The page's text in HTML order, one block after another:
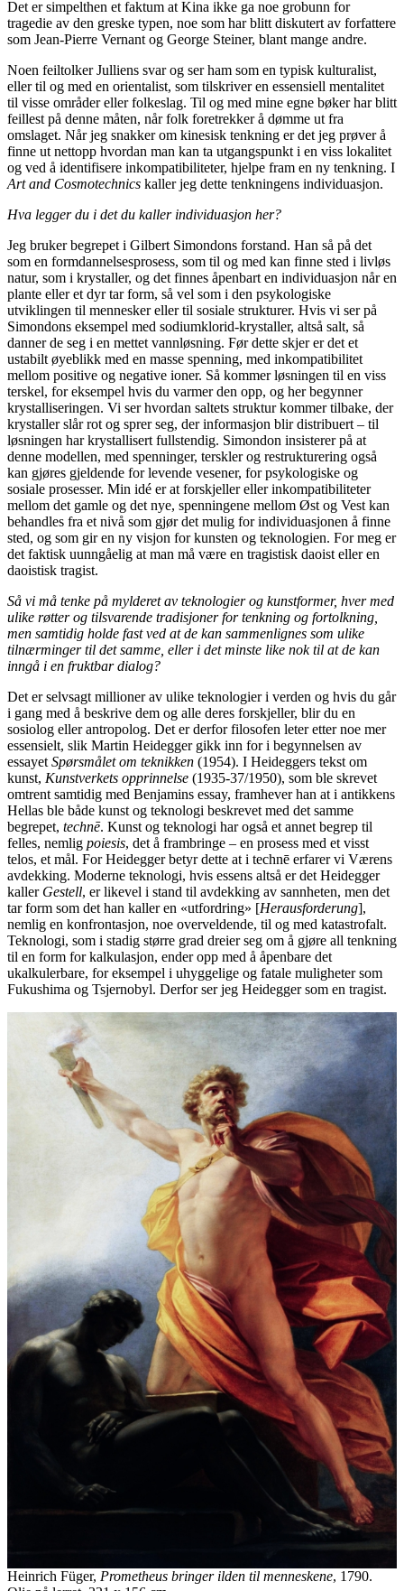
Det er simpelthen et faktum at Kina ikke ga noe grobunn for
tragedie av den greske typen, noe som har blitt diskutert av forfattere
som Jean-Pierre Vernant og George Steiner, blant mange andre.
Noen feiltolker Julliens svar og ser ham som en typisk kulturalist,
eller til og med en orientalist, som tilskriver en essensiell mentalitet
til visse områder eller folkeslag. Til og med mine egne bøker har blitt
feillest på denne måten, når folk foretrekker å dømme ut fra
omslaget. Når jeg snakker om kinesisk tenkning er det jeg prøver å
finne ut nettopp hvordan man kan ta utgangspunkt i en viss lokalitet
og ved å identifisere inkompatibiliteter, hjelpe fram en ny tenkning. I
Art and Cosmotechnics kaller jeg dette tenkningens individuasjon.
Hva legger du i det du kaller individuasjon her?
Jeg bruker begrepet i Gilbert Simondons forstand. Han så på det
som en formdannelsesprosess, som til og med kan finne sted i livløs
natur, som i krystaller, og det finnes åpenbart en individuasjon når en
plante eller et dyr tar form, så vel som i den psykologiske
utviklingen til mennesker eller til sosiale strukturer. Hvis vi ser på
Simondons eksempel med sodiumklorid-krystaller, altså salt, så
danner de seg i en mettet vannløsning. Før dette skjer er det et
ustabilt øyeblikk med en masse spenning, med inkompatibilitet
mellom positive og negative ioner. Så kommer løsningen til en viss
terskel, for eksempel hvis du varmer den opp, og her begynner
krystalliseringen. Vi ser hvordan saltets struktur kommer tilbake, der
krystaller slår rot og sprer seg, der informasjon blir distribuert – til
løsningen har krystallisert fullstendig. Simondon insisterer på at
denne modellen, med spenninger, terskler og restrukturering også
kan gjøres gjeldende for levende vesener, for psykologiske og
sosiale prosesser. Min idé er at forskjeller eller inkompatibiliteter
mellom det gamle og det nye, spenningene mellom Øst og Vest kan
behandles fra et nivå som gjør det mulig for individuasjonen å finne
sted, og som gir en ny visjon for kunsten og teknologien. For meg er
det faktisk uunngåelig at man må være en tragistisk daoist eller en
daoistisk tragist.
Så vi må tenke på mylderet av teknologier og kunstformer, hver med
ulike røtter og tilsvarende tradisjoner for tenkning og fortolkning,
men samtidig holde fast ved at de kan sammenlignes som ulike
tilnærminger til det samme, eller i det minste like nok til at de kan
inngå i en fruktbar dialog?
Det er selvsagt millioner av ulike teknologier i verden og hvis du går
i gang med å beskrive dem og alle deres forskjeller, blir du en
sosiolog eller antropolog. Det er derfor filosofen leter etter noe mer
essensielt, slik Martin Heidegger gikk inn for i begynnelsen av
essayet Spørsmålet om teknikken (1954). I Heideggers tekst om
kunst, Kunstverkets opprinnelse (1935-37/1950), som ble skrevet
omtrent samtidig med Benjamins essay, framhever han at i antikkens
Hellas ble både kunst og teknologi beskrevet med det samme
begrepet, technē. Kunst og teknologi har også et annet begrep til
felles, nemlig poiesis, det å frambringe – en prosess med et visst
telos, et mål. For Heidegger betyr dette at i technē erfarer vi Værens
avdekking. Moderne teknologi, hvis essens altså er det Heidegger
kaller Gestell, er likevel i stand til avdekking av sannheten, men det
tar form som det han kaller en «utfordring» [Herausforderung],
nemlig en konfrontasjon, noe overveldende, til og med katastrofalt.
Teknologi, som i stadig større grad dreier seg om å gjøre all tenkning
til en form for kalkulasjon, ender opp med å åpenbare det
ukalkulerbare, for eksempel i uhyggelige og fatale muligheter som
Fukushima og Tsjernobyl. Derfor ser jeg Heidegger som en tragist.
Heinrich Füger, Prometheus bringer ilden til menneskene, 1790.